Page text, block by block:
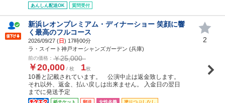
あんしん配送OK
質問受付
新浜レオンプレミアム・ディナーショー 笑顔に響
く最高のフルコース
2026/09/27 (日) 17時00分
ラ・スイート神戸オーシャンズガーデン (兵庫)
前の価格： ￥25,000
￥20,000 / 枚 1枚
10番と記載されています。 公演中止は返金致します。
それ以外、返金、払い戻しは出来ません。 入金日の翌日
までに発送予定
紙チケット 郵送 女性名義
塗りつぶしなし
2